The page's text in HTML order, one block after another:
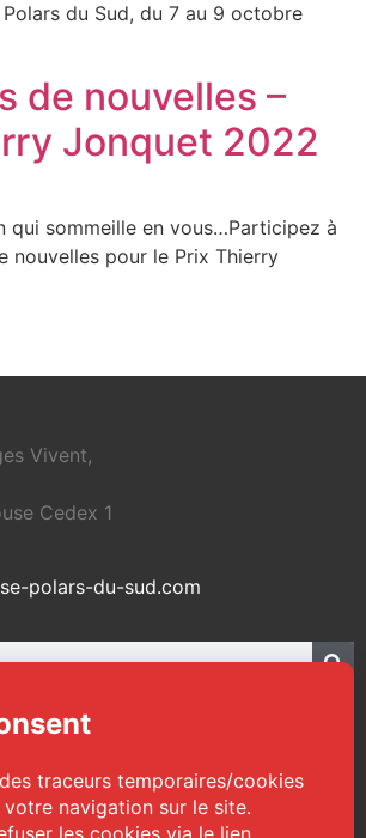
du Sud, du 7 au 9 octobre
de nouvelles –
Jonquet 2022
qui sommeille en vous…Participez à
nouvelles pour le Prix Thierry
Vivent,
Cedex 1
polars-du-sud.com
Polars du Sud | Tous droits